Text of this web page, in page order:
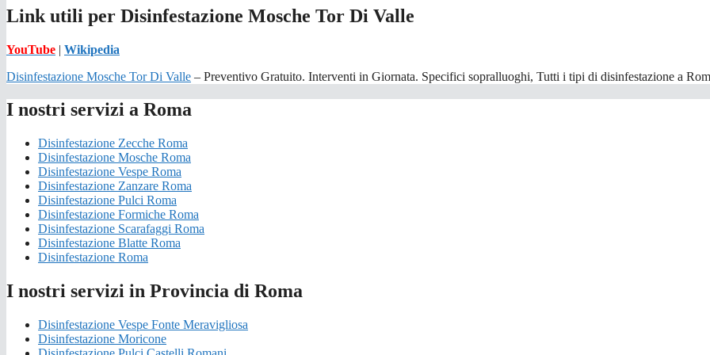
Link utili per Disinfestazione Mosche Tor Di Valle
YouTube | Wikipedia
Disinfestazione Mosche Tor Di Valle – Preventivo Gratuito. Interventi in Giornata. Specifici sopralluoghi, Tutti i tipi di disinfestazione a
I nostri servizi a Roma
Disinfestazione Zecche Roma
Disinfestazione Mosche Roma
Disinfestazione Vespe Roma
Disinfestazione Zanzare Roma
Disinfestazione Pulci Roma
Disinfestazione Formiche Roma
Disinfestazione Scarafaggi Roma
Disinfestazione Blatte Roma
Disinfestazione Roma
I nostri servizi in Provincia di Roma
Disinfestazione Vespe Fonte Meravigliosa
Disinfestazione Moricone